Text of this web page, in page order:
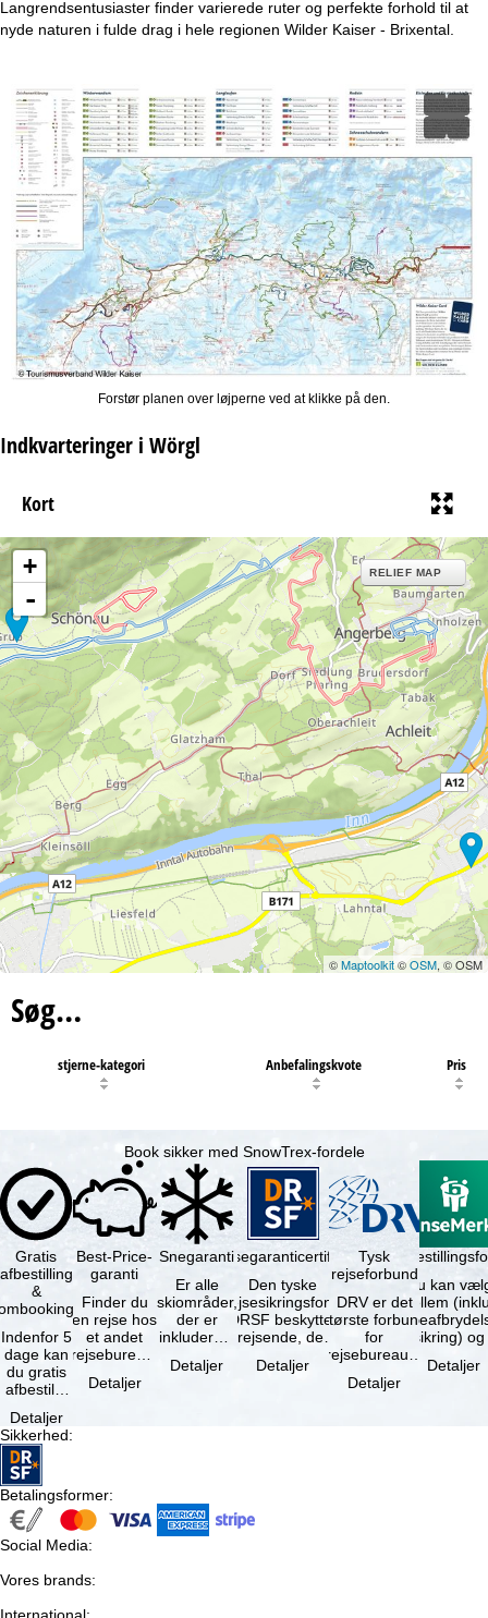
Langrendsentusiaster finder varierede ruter og perfekte forhold til at
nyde naturen i fulde drag i hele regionen Wilder Kaiser - Brixental.
Forstør planen over løjperne ved at klikke på den.
Indkvarteringer i Wörgl
Kort
+
-
RELIEF MAP
©Maptoolkit©OSM, © OSM
Søg…
stjerne-kategori Anbefalingskvote Pris
Book sikker med SnowTrex-fordele
Gratis
afbestilling
&
Indenfor 5
dage kan
du gratis
afbestille
booking.
Det er
dog en …
Detaljer
Best-Price-
garanti
Finder du
en rejse hos
et andet
rejsebureau,
er billigere
Detaljer
Snegaranti
Er alle
skiområder,
der er
inkluderet i
bookede
Detaljer
Rejsegaranticertifikat
Den tyske
rejsesikringsfond
DRSF beskytter
rejsende, der
pakkerejse eller
Detaljer
Tysk
rejseforbund
DRV er det
største forbund
for
rejsebureauer
rejsearrangører
Detaljer
Du kan
mellem (inklusiv
Detaljer
Sikkerhed:
Betalingsformer:
Social Media:
Vores brands:
International: